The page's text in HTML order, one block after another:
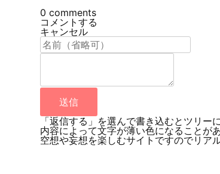
0 comments
コメントする
キャンセル
送信
「返信する」を選んで書き込むとツリ
内容によって文字が薄い色になることが
空想や妄想を楽しむサイトですのでリア